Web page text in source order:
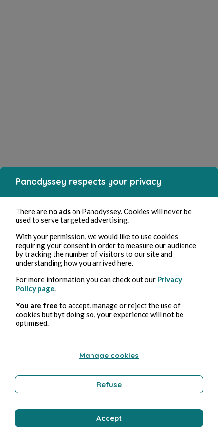
Panodyssey respects your privacy
There are no adson Panodyssey. Cookies will never be
used to serve targeted advertising.
With your permission, we would like to use cookies
requiring your consent in order to measure our audience
by tracking the number of visitors to our site and
understanding how you arrived here.
For more information you can check out our Privacy
Policy page.
You are free to accept, manage or reject the use of
cookies but byt doing so, your experience will not be
optimised.
Manage cookies
Refuse
Accept